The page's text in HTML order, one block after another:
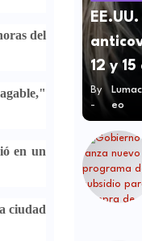
del
en un
ciudad
12 y 15
By
-
eo